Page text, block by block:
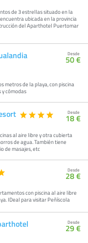
de 3 estrellas situado en la
ubicada en la provincia
del Aparthotel Puertomar
metros de la playa, con piscina
y cómodas
Desde
50 €
al aire libre y otra cubierta
de agua. También tiene
de masajes, etc
Desde
18 €
con piscina al aire libre
IDeal para visitar Peñíscola
Desde
28 €
Desde
29 €